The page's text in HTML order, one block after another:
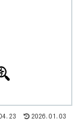
2026.01.03